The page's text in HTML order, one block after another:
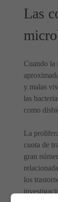
Las
Cuando la
y malas
las
como
La
cuota de
gran
los